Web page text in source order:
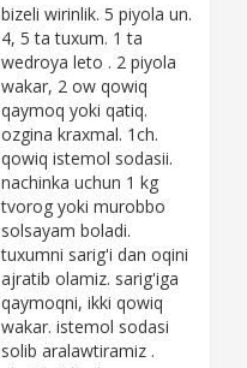
bizeli wirinlik. 5 piyola un.
4, 5 ta tuxum. 1 ta
wedroya leto . 2 piyola
wakar, 2 ow qowiq
qaymoq yoki qatiq.
ozgina kraxmal. 1ch.
qowiq istemol sodasii.
nachinka uchun 1 kg
tvorog yoki murobbo
solsayam boladi.
tuxumni sarig'i dan oqini
ajratib olamiz. sarig'iga
qaymoqni, ikki qowiq
wakar. istemol sodasi
solib aralawtiramiz .